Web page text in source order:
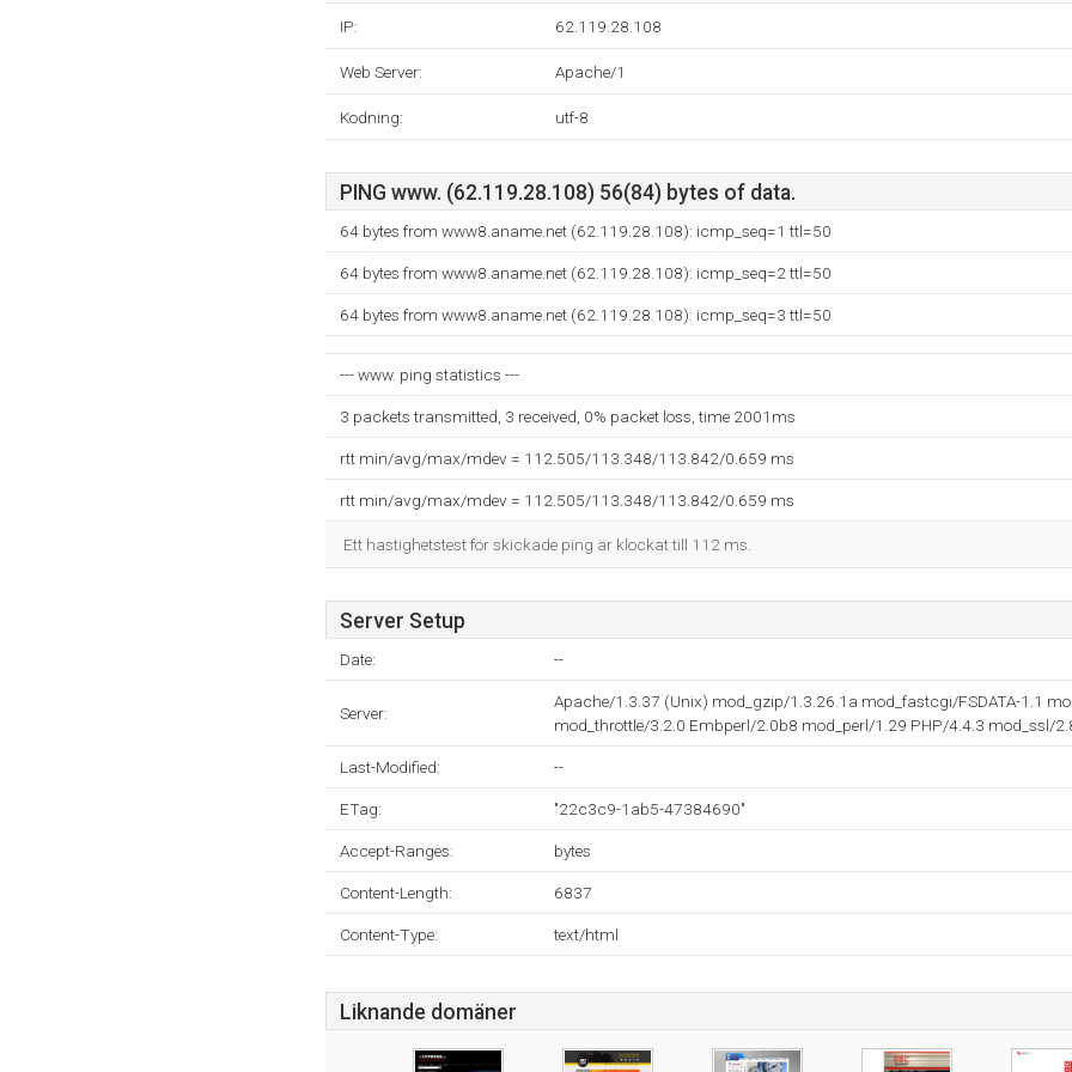
IP: 62.119.28.108
Web Server: Apache/1
Kodning: utf-8
PING www. (62.119.28.108) 56(84) bytes of data.
64 bytes from www8.aname.net (62.119.28.108): icmp_seq=1 ttl=50
64 bytes from www8.aname.net (62.119.28.108): icmp_seq=2 ttl=50
64 bytes from www8.aname.net (62.119.28.108): icmp_seq=3 ttl=50
--- www. ping statistics ---
3 packets transmitted, 3 received, 0% packet loss, time 2001ms
rtt min/avg/max/mdev = 112.505/113.348/113.842/0.659 ms
rtt min/avg/max/mdev = 112.505/113.348/113.842/0.659 ms
Ett hastighetstest för skickade ping är klockat till 112 ms.
Server Setup
Date: --
Server:
Apache/1.3.37 (Unix) mod_gzip/1.3.26.1a mod_fastcgi/FSDATA-1.1
mod_throttle/3.2.0 Embperl/2.0b8 mod_perl/1.29 PHP/4.4.3 mod_ssl/
Last-Modified: --
ETag: "22c3c9-1ab5-47384690"
Accept-Ranges: bytes
Content-Length: 6837
Content-Type: text/html
Liknande domäner